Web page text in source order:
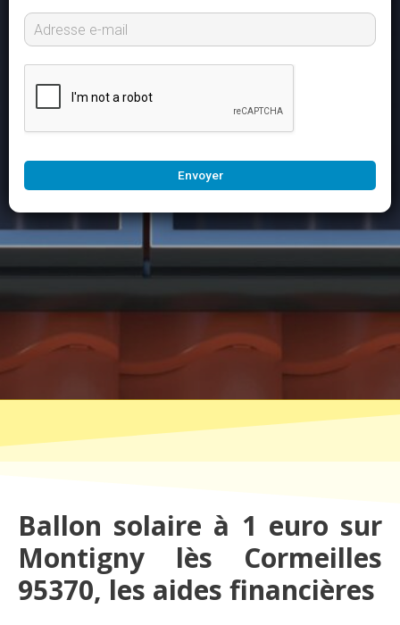
Envoyer
Ballon solaire à 1 euro sur
Montigny lès Cormeilles
95370, les aides financières